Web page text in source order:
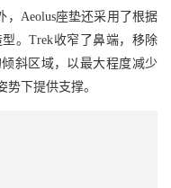
，Aeolus座垫还采用了根据
。Trek收窄了鼻端，移除
斜区域，以最大程度减少
下提供支撑。